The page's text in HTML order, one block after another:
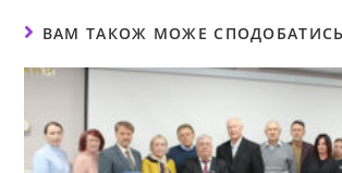
ВАМ ТАКОЖ МОЖЕ СПОДОБАТИСЬ